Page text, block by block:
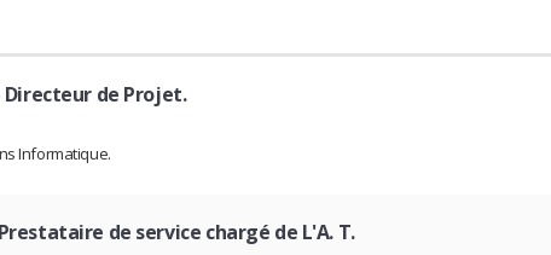
Directeur de Projet.
Informatique.
de service chargé de L'A. T.